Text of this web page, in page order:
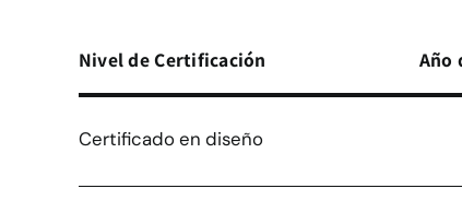
Nivel de Certificación Año
Certificado en diseño